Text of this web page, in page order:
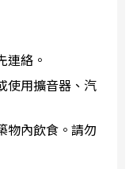
絡。
使用擴音器、汽
物內飲食。請勿